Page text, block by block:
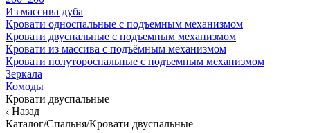
Из массива дуба
Кровати односпальные с подъемным механизмом
Кровати двуспальные с подъемным механизмом
Кровати из массива с подъёмным механизмом
Кровати полутороспальные с подъемным механизмом
Зеркала
Комоды
Кровати двуспальные
Назад
Каталог/Спальня/Кровати двуспальные